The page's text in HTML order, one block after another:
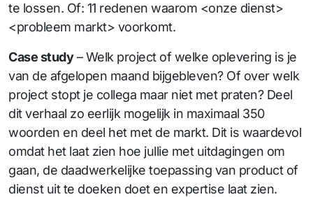
te lossen. Of: 11 redenen waarom <onze dienst>
<probleem markt> voorkomt.
Case study– Welk project of welke oplevering is je
van de afgelopen maand bijgebleven? Of over welk
project stopt je collega maar niet met praten? Deel
dit verhaal zo eerlijk mogelijk in maximaal 350
woorden en deel het met de markt. Dit is waardevol
omdat het laat zien hoe jullie met uitdagingen om
gaan, de daadwerkelijke toepassing van product of
dienst uit te doeken doet en expertise laat zien.